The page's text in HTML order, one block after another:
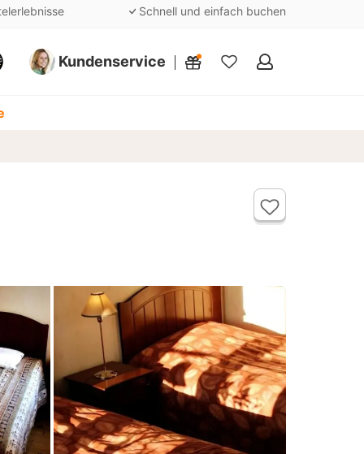
Schnell und einfach buchen
Kundenservice
Meine